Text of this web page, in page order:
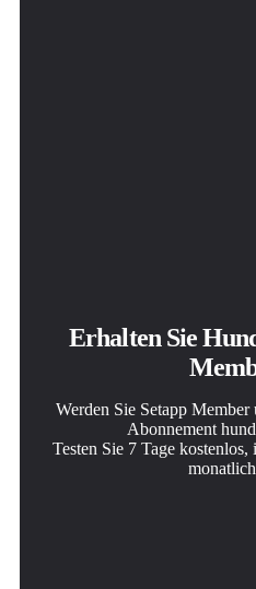
Erhalten Sie
Werden Sie Setapp
Abonnement
Testen Sie 7 Tage